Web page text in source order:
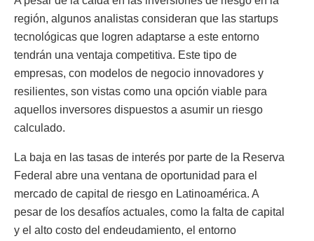
región, algunos analistas consideran que las startups
tecnológicas que logren adaptarse a este entorno
tendrán una ventaja competitiva. Este tipo de
empresas, con modelos de negocio innovadores y
resilientes, son vistas como una opción viable para
aquellos inversores dispuestos a asumir un riesgo
calculado.
La baja en las tasas de interés por parte de la Reserva
Federal abre una ventana de oportunidad para el
mercado de capital de riesgo en Latinoamérica. A
pesar de los desafíos actuales, como la falta de capital
y el alto costo del endeudamiento, el entorno